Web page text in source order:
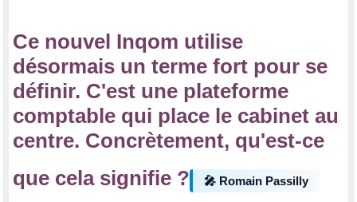
Ce nouvel Inqom utilise
désormais un terme fort pour se
définir. C'est une plateforme
comptable qui place le cabinet au
centre. Concrètement, qu'est-ce
que cela signifie ?
🎤 Romain Passilly